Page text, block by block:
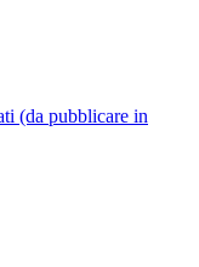
(da pubblicare in